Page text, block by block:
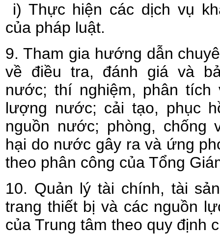
i) Thực hiện các dịch vụ
của pháp luật.
9. Tham gia hướng dẫn
về điều tra, đánh giá và
nước; thí nghiệm, phân tích
lượng nước; cải tạo, phục
nguồn nước; phòng, chống
hại do nước gây ra và ứng
theo phân công của Tổng
10. Quản lý tài chính, tài
trang thiết bị và các nguồn
của Trung tâm theo quy định